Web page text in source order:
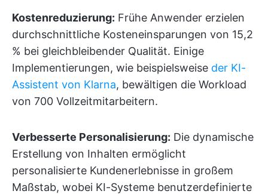
Kostenreduzierung: Frühe Anwender erzielen
durchschnittliche Kosteneinsparungen von 15,2
% bei gleichbleibender Qualität. Einige
Implementierungen, wie beispielsweise der KI-
Assistent von Klarna, bewältigen die Workload
von 700 Vollzeitmitarbeitern.
Verbesserte Personalisierung: Die dynamische
Erstellung von Inhalten ermöglicht
personalisierte Kundenerlebnisse in großem
Maßstab, wobei KI-Systeme benutzerdefinierte